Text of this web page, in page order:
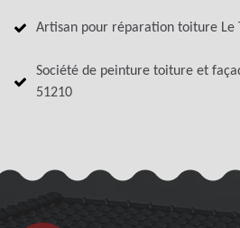
Artisan pour réparation toiture Le
Société de peinture toiture et
51210